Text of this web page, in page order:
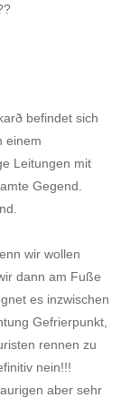
befindet sich
einem
Leitungen mit
Gegend.
wir wollen
dann am Fuße
es inzwischen
Gefrierpunkt,
rennen zu
nein!!!
aber sehr